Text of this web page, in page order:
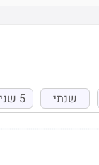
שנתי 5 שנים